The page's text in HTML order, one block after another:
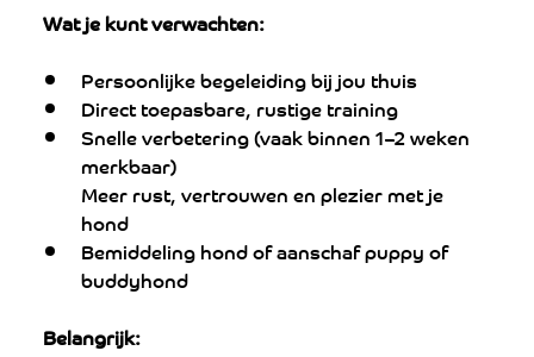
Wat je kunt verwachten:
Persoonlijke begeleiding bij jou thuis
Direct toepasbare, rustige training
Snelle verbetering (vaak binnen 1–2 weken
merkbaar)
Meer rust, vertrouwen en plezier met je
hond
Bemiddeling hond of aanschaf puppy of
buddyhond
Belangrijk: